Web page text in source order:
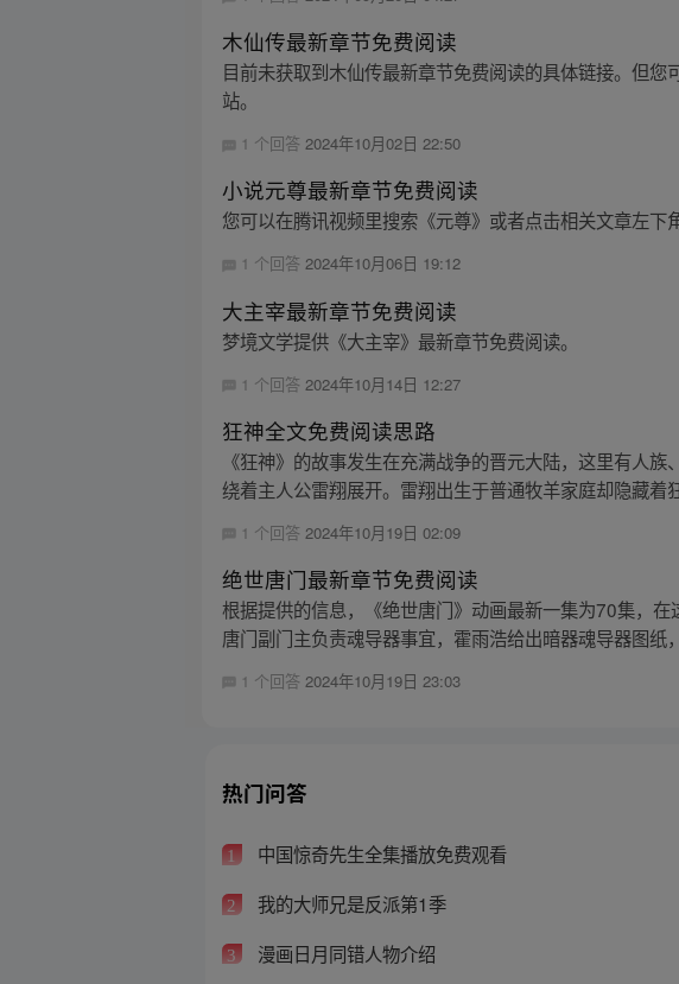
木仙传最新章节免费阅读
目前未获取到木仙传最新章节免费阅读的具体链接。但
站。
1 个回答2024年10月02日 22:50
小说元尊最新章节免费阅读
您可以在腾讯视频里搜索《元尊》或者点击相关文章左下
1 个回答2024年10月06日 19:12
大主宰最新章节免费阅读
梦境文学提供《大主宰》最新章节免费阅读。
1 个回答 2024年10月14日 12:27
狂神全文免费阅读思路
《狂神》的故事发生在充满战争的晋元大陆，这里有人
绕着主人公雷翔展开。雷翔出生于普通牧羊家庭却隐藏着
1 个回答 2024年10月19日 02:09
绝世唐门最新章节免费阅读
根据提供的信息，《绝世唐门》动画最新一集为70集，
唐门副门主负责魂导器事宜，霍雨浩给出暗器魂导器图纸
1 个回答2024年10月19日 23:03
热门问答
1 中国惊奇先生全集播放免费观看
2 我的大师兄是反派第1季
3 漫画日月同错人物介绍